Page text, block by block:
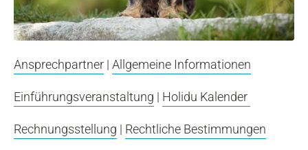
Ansprechpartner | Allgemeine Informationen
Einführungsveranstaltung | Holidu Kalender
Rechnungsstellung | Rechtliche Bestimmungen